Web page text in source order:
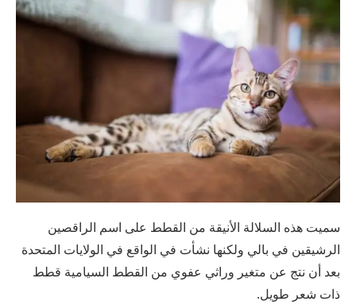
سميت هذه السلالة الأنيقة من القطط على اسم الراقصين
الرشيقين في بالي ولكنها نشأت في الواقع في الولايات المتحدة
بعد أن نتج عن متغير وراثي عفوي من القطط السيامية قطط
ذات شعر طويل.